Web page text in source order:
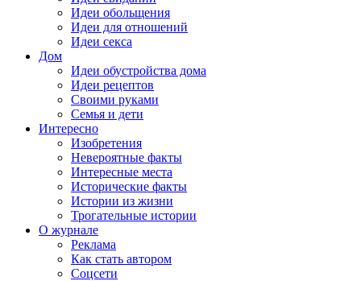
Идеи обольщения
Идеи для отношений
Идеи секса
Дом
Идеи обустройства дома
Идеи рецептов
Своими руками
Семья и дети
Интересно
Изобретения
Невероятные факты
Интересные места
Исторические факты
Истории из жизни
Трогательные истории
О журнале
Реклама
Как стать автором
Соцсети